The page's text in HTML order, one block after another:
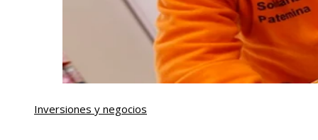
Inversiones y negocios